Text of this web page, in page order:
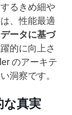
るきめ細や
、性能最適
ータに基づ
的に向上さ
のアーキテ
洞察です。
な真実